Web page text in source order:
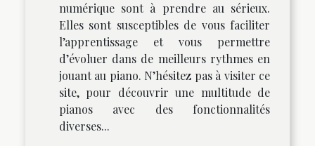
numérique sont à prendre au sérieux.
Elles sont susceptibles de vous faciliter
l’apprentissage et vous permettre
d’évoluer dans de meilleurs rythmes en
jouant au piano. N’hésitez pas à visiter ce
site, pour découvrir une multitude de
pianos avec des fonctionnalités
diverses...